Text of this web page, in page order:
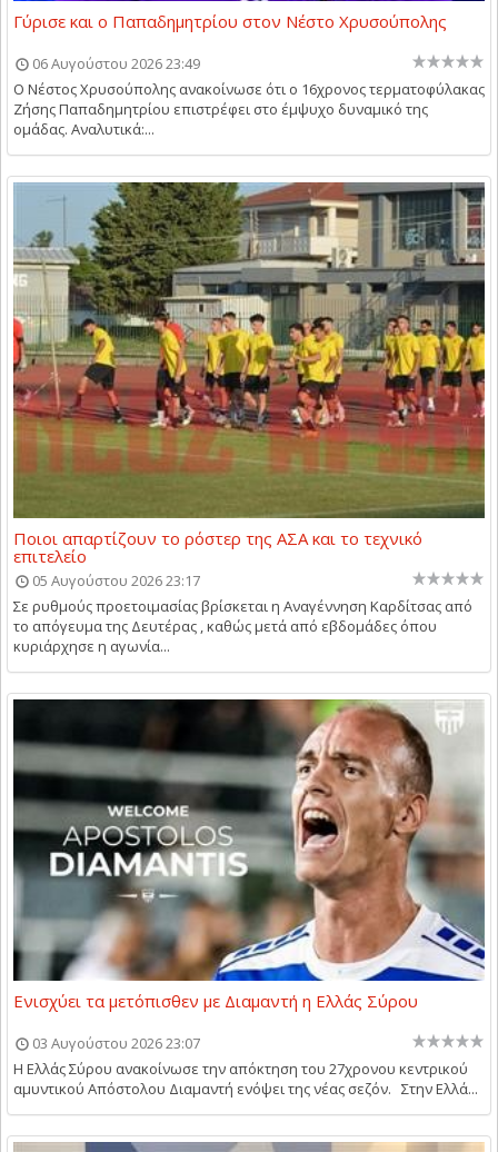
Γύρισε και ο Παπαδημητρίου στον Νέστο Χρυσούπολης
06 Αυγούστου 2026 23:49
Ο Νέστος Χρυσούπολης ανακοίνωσε ότι ο 16χρονος τερματοφύλακας
Ζήσης Παπαδημητρίου επιστρέφει στο έμψυχο δυναμικό της
ομάδας. Αναλυτικά:...
Ποιοι απαρτίζουν το ρόστερ της ΑΣΑ και το τεχνικό
επιτελείο
05 Αυγούστου 2026 23:17
Σε ρυθμούς προετοιμασίας βρίσκεται η Αναγέννηση Καρδίτσας από
το απόγευμα της Δευτέρας , καθώς μετά από εβδομάδες όπου
κυριάρχησε η αγωνία...
Ενισχύει τα μετόπισθεν με Διαμαντή η Ελλάς Σύρου
03 Αυγούστου 2026 23:07
Η Ελλάς Σύρου ανακοίνωσε την απόκτηση του 27χρονου κεντρικού
αμυντικού Απόστολου Διαμαντή ενόψει της νέας σεζόν. Στην Ελλά...